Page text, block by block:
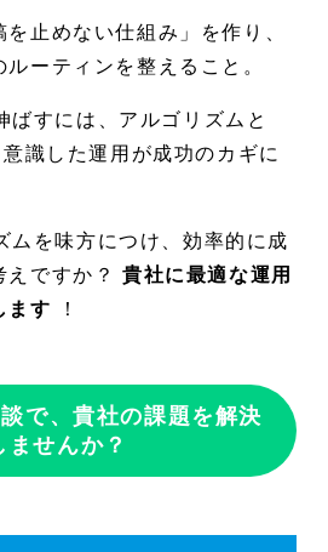
止めない仕組み」を作り、
ーティンを整えること。
ばすには、アルゴリズムと
識した運用が成功のカギに
ムを味方につけ、効率的に成
えですか？貴社に最適な運用
ます ！
で、貴社の課題を解決
ませんか？